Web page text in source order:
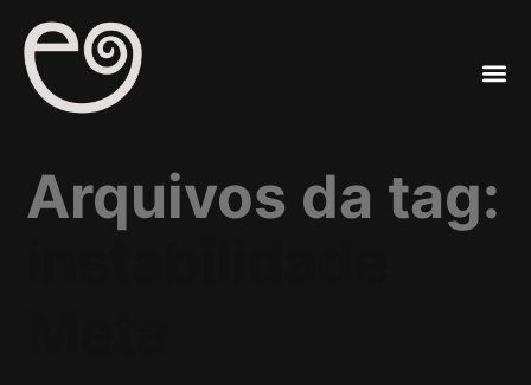
Arquivos da tag: